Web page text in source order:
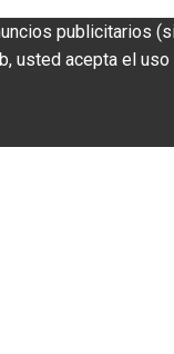
publicitarios
usted acepta el